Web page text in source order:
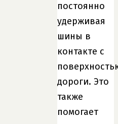
постоянно
удерживая
шины в
контакте с
дороги. Это
также
помогает